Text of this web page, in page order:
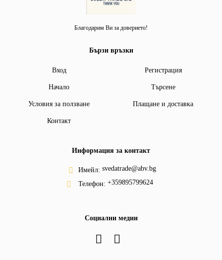
Благодарим Ви за доверието!
Бързи връзки
Вход Регистрация
Начало Търсене
Условия за ползване Плащане и доставка
Контакт
Информация за контакт
Имейл: svedatrade@abv.bg
Телефон: +359895799624
Социални медии